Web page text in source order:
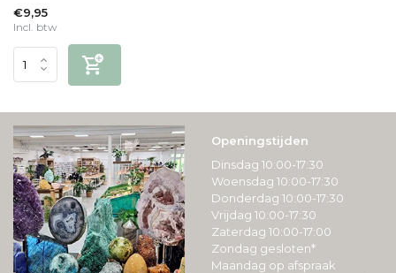
€9,95
Incl. btw
Openingstijden
Dinsdag 10:00-17:30
Woensdag 10:00-17:30
Donderdag 10:00-17:30
Vrijdag 10:00-17:30
Zaterdag 10:00-17:00
Zondag gesloten*
Maandag op afspraak